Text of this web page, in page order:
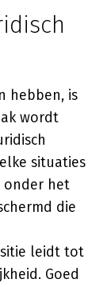
hebben, is
wordt
situaties
onder het
die
leidt tot
Goed